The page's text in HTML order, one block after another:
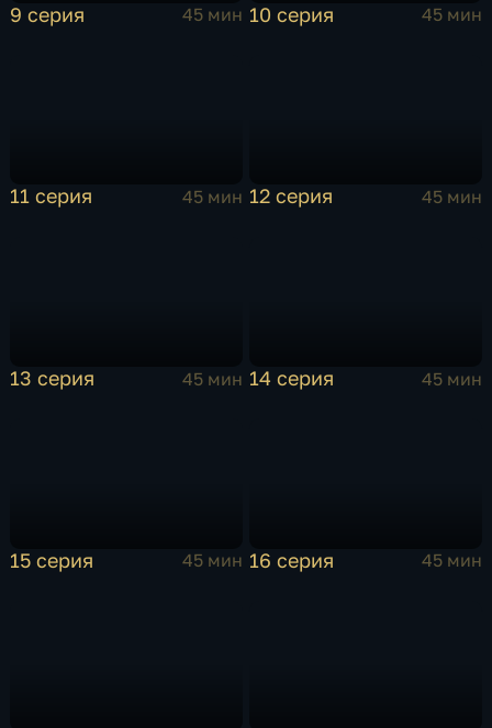
9 серия 45 мин 10 серия 45 мин
11 серия 45 мин 12 серия 45 мин
13 серия 45 мин 14 серия 45 мин
15 серия 45 мин 16 серия 45 мин